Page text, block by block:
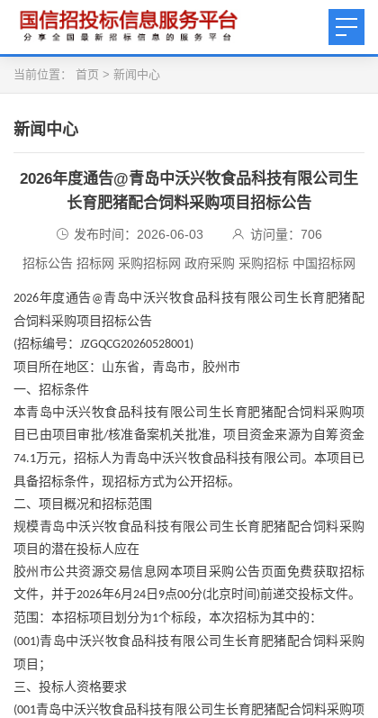
当前位置： 首页 > 新闻中心
新闻中心
2026年度通告@青岛中沃兴牧食品科技有限公司生
长育肥猪配合饲料采购项目招标公告
发布时间：2026-06-03 访问量： 706
招标公告 招标网 采购招标网 政府采购 采购招标 中国招标网
2026年度通告@青岛中沃兴牧食品科技有限公司生长育肥猪配
合饲料采购项目招标公告
(招标编号： JZGQCG20260528001)
项目所在地区：山东省，青岛市，胶州市
一、招标条件
本青岛中沃兴牧食品科技有限公司生长育肥猪配合饲料采购项
目已由项目审批/核准备案机关批准，项目资金来源为自筹资金
74.1万元，招标人为青岛中沃兴牧食品科技有限公司。本项目已
具备招标条件，现招标方式为公开招标。
二、项目概况和招标范围
规模青岛中沃兴牧食品科技有限公司生长育肥猪配合饲料采购
项目的潜在投标人应在
胶州市公共资源交易信息网本项目采购公告页面免费获取招标
文件，并于2026年6月 24 日 9点00分(北京时间 )前递交投标文件。
范围：本招标项目划分为1个标段，本次招标为其中的：
(001)青岛中沃兴牧食品科技有限公司生长育肥猪配合饲料采购
项目；
三、投标人资格要求
(001青岛中沃兴牧食品科技有限公司生长育肥猪配合饲料采购项